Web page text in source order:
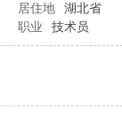
居住地
湖北省
职业 技术员